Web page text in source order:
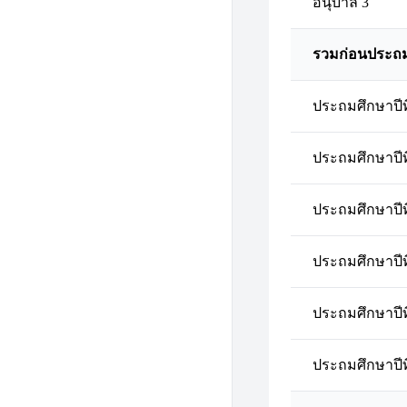
รวมก่อนประถ
ประถมศึกษาปี
ประถมศึกษาปี
ประถมศึกษาปี
ประถมศึกษาปี
ประถมศึกษาปี
ประถมศึกษาปี